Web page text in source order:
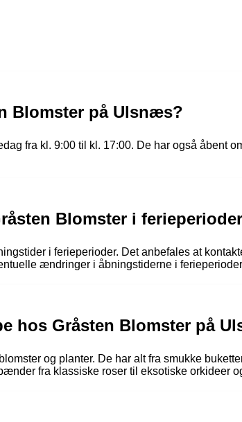
Blomster på Ulsnæs?
fra kl. 9:00 til kl. 17:00. De har også åbent
Blomster i
i ferieperioder. Det anbefales at
ændringer i åbningstiderne i
hos Gråsten Blomster på
og planter. De har alt fra smukke
fra klassiske roser til eksotiske orkideer